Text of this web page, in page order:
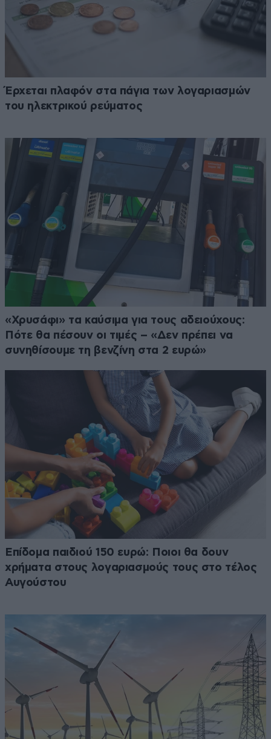
Έρχεται πλαφόν στα πάγια των λογαριασμών
του ηλεκτρικού ρεύματος
«Χρυσάφι» τα καύσιμα για τους αδειούχους:
Πότε θα πέσουν οι τιμές – «Δεν πρέπει να
συνηθίσουμε τη βενζίνη στα 2 ευρώ»
Επίδομα παιδιού 150 ευρώ: Ποιοι θα δουν
χρήματα στους λογαριασμούς τους στο τέλος
Αυγούστου